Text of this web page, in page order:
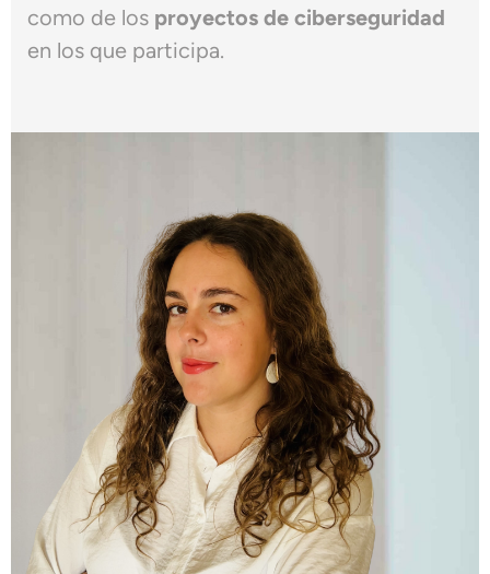
como de los proyectos de ciberseguridad
en los que participa.